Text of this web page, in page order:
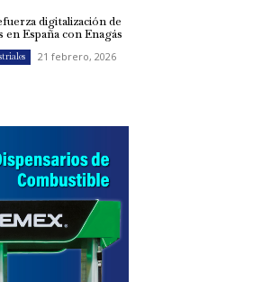
digitalización de
en España con Enagás
21 febrero, 2026